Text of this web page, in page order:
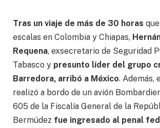
Tras un viaje de más de 30 horas
escalas en Colombia y Chiapas,
Requena, exsecretario de Seguridad
Tabasco y presunto líder del grupo
Barredora, arribó a México. Además,
realizó a bordo de un avión
605 de la Fiscalía General de la
Bermúdez fue ingresado al penal